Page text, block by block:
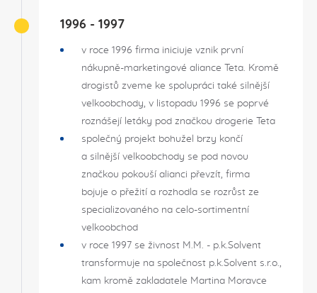
1996 - 1997
v roce 1996 firma iniciuje vznik první
nákupně-marketingové aliance Teta. Kromě
drogistů zveme ke spolupráci také silnější
velkoobchody, v listopadu 1996 se poprvé
roznášejí letáky pod značkou drogerie Teta
společný projekt bohužel brzy končí
a silnější velkoobchody se pod novou
značkou pokouší alianci převzít, firma
bojuje o přežití a rozhodla se rozrůst ze
specializovaného na celo-sortimentní
velkoobchod
v roce 1997 se živnost M.M. - p.k.Solvent
transformuje na společnost p.k.Solvent s.r.o.,
kam kromě zakladatele Martina Moravce